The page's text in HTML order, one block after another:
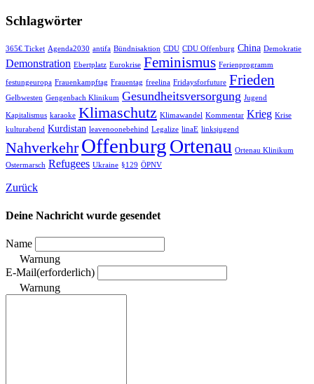
Schlagwörter
365€ Ticket Agenda2030 antifa Bündnisaktion CDU CDU Offenburg China Demokratie
Demonstration Ebertplatz Eurokrise Feminismus Ferienprogramm
festungeuropa Frauenkampftag Frauentag freelina Fridaysforfuture Frieden
Gelbwesten Gengenbach Klinikum Gesundheitsversorgung Jugend
Kapitalismus karaoke Klimaschutz Klimawandel Kommentar Krieg Krise
kulturabend Kurdistan leavenoonebehind Legalize linaE linksjugend
Nahverkehr OffenburgOrtenau Ortenau Klinikum
Ostermarsch Refugees Ukraine §129 ÖPNV
Zurück
Deine Nachricht wurde gesendet
Name
Warnung
E-Mail(erforderlich)
Warnung